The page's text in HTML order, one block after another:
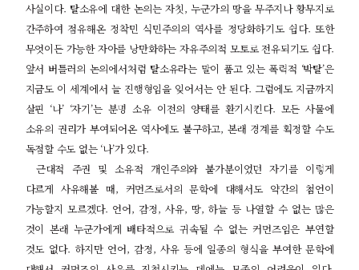
사실이다. 탈소유에 대한 논의는 자칫,누군가의 땅을 무주지나 황무지로
간주하여 점유해온 정착민 식민주의의 역사를 정당화하기도 쉽다. 또한
무엇이든 가능한 자아를 낭만화하는 자유주의적 모토로 전유되기도 쉽다.
앞서 버틀러의 논의에서처럼 탈소유라는 말이 품고 있는 폭력적 ‘박탈’은
지금도 이 세계에서 늘 진행형임을 잊어서는 안 된다. 그럼에도 지금까지
살핀 ‘나’ ‘자기’는 분명 소유 이전의 양태를 환기시킨다. 모든 사물에
소유의 권리가 부여되어온 역사에도 불구하고, 본래 경계를 획정할 수도
독점할 수도 없는 ‘나’가 있다.
근대적 주권 및 소유적 개인주의와 불가분이었던 자기를 이렇게
다르게 사유해볼 때, 커먼즈로서의 문학에 대해서도 약간의 첨언이
가능할지 모르겠다. 언어, 감정,사유, 땅, 하늘 등 나열할 수 없는 많은
것이 본래 누군가에게 배타적으로 귀속될 수 없는 커먼즈임은 부연할
것도 없다. 하지만 언어, 감정,사유 등에 일종의 형식을 부여한 문학에